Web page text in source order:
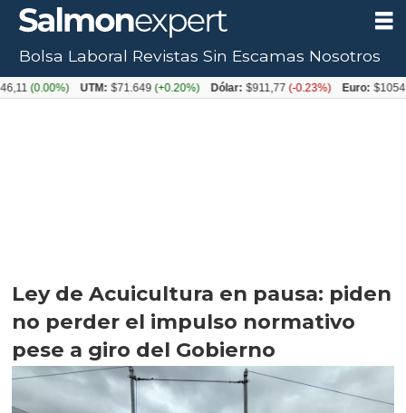
Ley de Acuicultura en pausa: piden
no perder el impulso normativo
pese a giro del Gobierno
Bolsa Laboral Revistas Sin Escamas Nosotros
UTM: $71.649(+0.20%) Dólar: $911,77(-0.23%) Euro: $1054,31